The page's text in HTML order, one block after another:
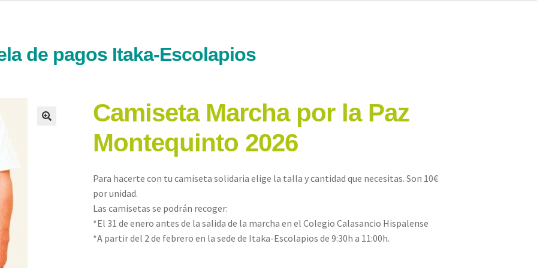
de pagos Itaka-Escolapios
Camiseta Marcha por la Paz
Montequinto 2026
Para hacerte con tu camiseta solidaria elige la talla y cantidad que necesitas. Son 10€
por unidad.
Las camisetas se podrán recoger:
*El 31 de enero antes de la salida de la marcha en el Colegio Calasancio Hispalense
*A partir del 2 de febrero en la sede de Itaka-Escolapios de 9:30h a 11:00h.